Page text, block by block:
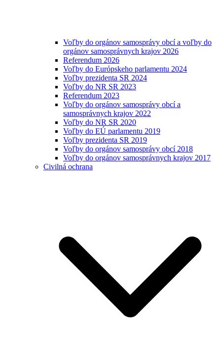
Voľby do orgánov samosprávy obcí a voľby do
orgánov samosprávnych krajov 2026
Referendum 2026
Voľby do Európskeho parlamentu 2024
Voľby prezidenta SR 2024
Voľby do NR SR 2023
Referendum 2023
Voľby do orgánov samosprávy obcí a
samosprávnych krajov 2022
Voľby do NR SR 2020
Voľby do EÚ parlamentu 2019
Voľby prezidenta SR 2019
Voľby do orgánov samosprávy obcí 2018
Voľby do orgánov samosprávnych krajov 2017
Civilná ochrana